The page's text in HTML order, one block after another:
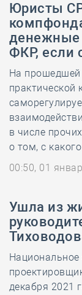
​Юристы
денежные
ФКР, если
На прошедшей
практической
в числе
о том, с
00:50, 01
Ушла из
Национальное
декабря 2021